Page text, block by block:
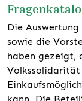
Die
sowie die
haben gezeigt,
Volkssolidarität